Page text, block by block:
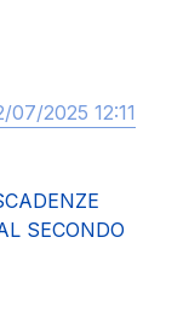
2025 12:11
SECONDO